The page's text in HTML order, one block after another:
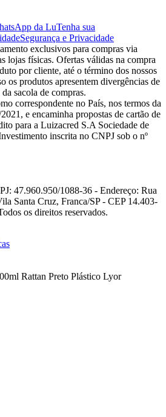
da LuTenha sua
Segurança e Privacidade
exclusivos para compras via
lojas físicas. Ofertas válidas na compra
por cliente, até o término dos nossos
os produtos apresentem divergências de
sacola de compras.
correspondente no País, nos termos da
e encaminha propostas de cartão de
para a Luizacred S.A Sociedade de
inscrita no CNPJ sob o nº
47.960.950/1088-36 - Endereço: Rua
Santa Cruz, Franca/SP - CEP 14.403-
os direitos reservados.
Rattan Preto Plástico Lyor